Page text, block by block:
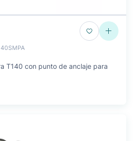
T140 con punto de anclaje para